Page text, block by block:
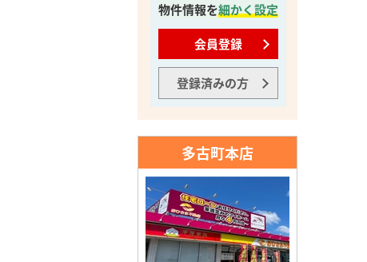
物件情報を細かく設定
会員登録
登録済みの方
多古町本店